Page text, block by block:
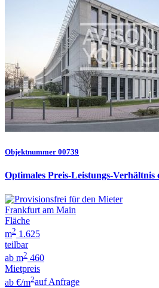
Objektnummer 00739
Optimales Preis-Leistungs-
Frankfurt am Main
Fläche
m2 1.625
teilbar
ab m2 460
Mietpreis
ab €/m2auf Anfrage